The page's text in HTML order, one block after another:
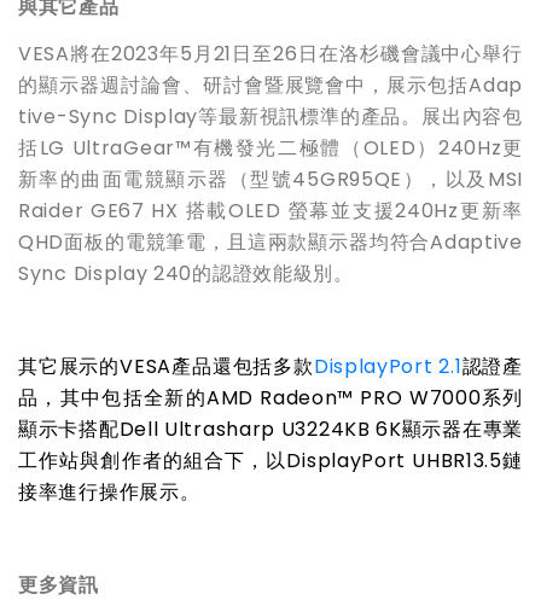
與其它產品
VESA將在2023年5月21 日至26日在洛杉磯會議中心舉行
的顯示器週討論會、研討會暨展覽會中，展示包括Adap
tive-Sync Display等最新視訊標準的產品。展出內容包
括LG UltraGear™有機發光二極體（OLED） 240Hz更
新率的曲面電競顯示器（型號45GR95QE ），以及MSI
Raider GE67 HX 搭載OLED 螢幕並支援240Hz更新率
QHD面板的電競筆電，且這兩款顯示器均符合Adaptive
Sync Display 240的認證效能級別。
其它展示的VESA產品還包括多款DisplayPort 2.1認證產
品，其中包括全新的AMD Radeon™ PRO W7000系列
顯示卡搭配Dell Ultrasharp U3224KB 6K顯示器在專業
工作站與創作者的組合下，以DisplayPort UHBR13.5鏈
接率進行操作展示。
更多資訊